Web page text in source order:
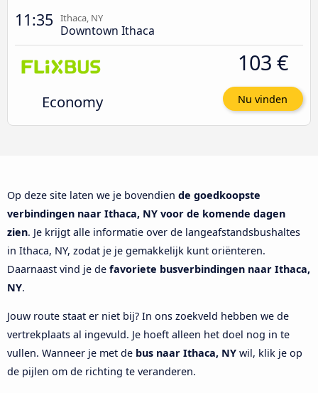
11:35 Ithaca, NY
Downtown Ithaca
Economy
103 €
Nu vinden
Op deze site laten we je bovendien de goedkoopste
verbindingen naar Ithaca, NY voor de komende dagen
zien. Je krijgt alle informatie over de langeafstandsbushaltes
in Ithaca, NY, zodat je je gemakkelijk kunt oriënteren.
Daarnaast vind je de favoriete busverbindingen naar Ithaca,
NY.
Jouw route staat er niet bij? In ons zoekveld hebben we de
vertrekplaats al ingevuld. Je hoeft alleen het doel nog in te
vullen. Wanneer je met de bus naar Ithaca, NY wil, klik je op
de pijlen om de richting te veranderen.